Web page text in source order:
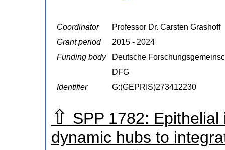
Coordinator
Professor Dr. Carsten Grashoff
Grant period
2015 - 2024
Funding body
Deutsche
DFG
Identifier
G:(GEPRIS)273412230
⇧ SPP 1782:
dynamic hubs to